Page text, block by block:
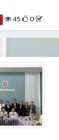
45 0